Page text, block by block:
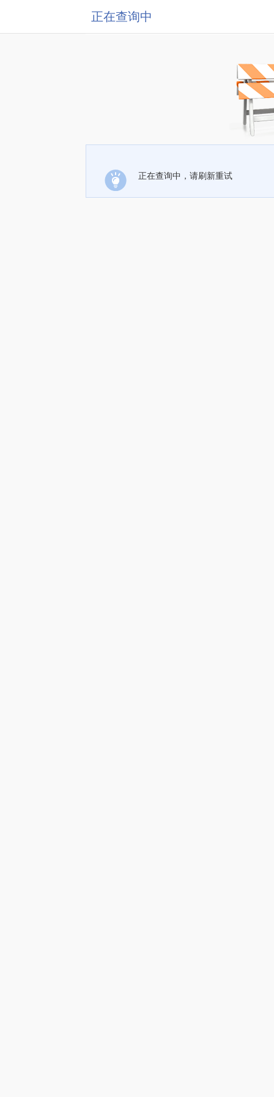
正在查询中
正在查询中，请刷新重试